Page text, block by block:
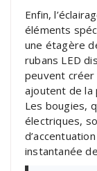
Enfin,
éléments
une étagère
rubans LED
peuvent créer
ajoutent de la
Les bougies,
électriques,
instantanée